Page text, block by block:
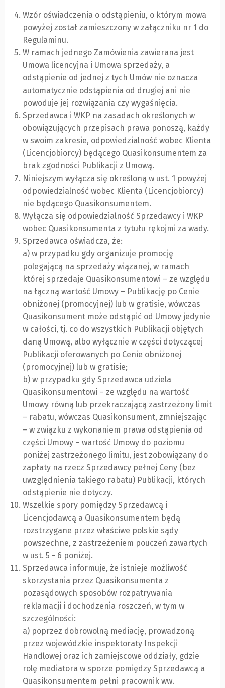
Wzór oświadczenia o odstąpieniu, o którym mowa
powyżej został zamieszczony w załączniku nr 1 do
Regulaminu.
W ramach jednego Zamówienia zawierana jest
Umowa licencyjna i Umowa sprzedaży, a
odstąpienie od jednej z tych Umów nie oznacza
automatycznie odstąpienia od drugiej ani nie
powoduje jej rozwiązania czy wygaśnięcia.
Sprzedawca i WKP na zasadach określonych w
obowiązujących przepisach prawa ponoszą, każdy
w swoim zakresie, odpowiedzialność wobec Klienta
(Licencjobiorcy) będącego Quasikonsumentem za
brak zgodności Publikacji z Umową.
Niniejszym wyłącza się określoną w ust. 1 powyżej
odpowiedzialność wobec Klienta (Licencjobiorcy)
nie będącego Quasikonsumentem.
Wyłącza się odpowiedzialność Sprzedawcy i WKP
wobec Quasikonsumenta z tytułu rękojmi za wady.
Sprzedawca oświadcza, że:
a) w przypadku gdy organizuje promocję
polegającą na sprzedaży wiązanej, w ramach
której sprzedaje Quasikonsumentowi – ze względu
na łączną wartość Umowy – Publikację po Cenie
obniżonej (promocyjnej) lub w gratisie, wówczas
Quasikonsument może odstąpić od Umowy jedynie
w całości, tj. co do wszystkich Publikacji objętych
daną Umową, albo wyłącznie w części dotyczącej
Publikacji oferowanych po Cenie obniżonej
(promocyjnej) lub w gratisie;
b) w przypadku gdy Sprzedawca udziela
Quasikonsumentowi – ze względu na wartość
Umowy równą lub przekraczającą zastrzeżony limit
– rabatu, wówczas Quasikonsument, zmniejszając
– w związku z wykonaniem prawa odstąpienia od
części Umowy – wartość Umowy do poziomu
poniżej zastrzeżonego limitu, jest zobowiązany do
zapłaty na rzecz Sprzedawcy pełnej Ceny (bez
uwzględnienia takiego rabatu) Publikacji, których
odstąpienie nie dotyczy.
Wszelkie spory pomiędzy Sprzedawcą i
Licencjodawcą a Quasikonsumentem będą
rozstrzygane przez właściwe polskie sądy
powszechne, z zastrzeżeniem pouczeń zawartych
w ust. 5 - 6 poniżej.
Sprzedawca informuje, że istnieje możliwość
skorzystania przez Quasikonsumenta z
pozasądowych sposobów rozpatrywania
reklamacji i dochodzenia roszczeń, w tym w
szczególności:
a) poprzez dobrowolną mediację, prowadzoną
przez wojewódzkie inspektoraty Inspekcji
Handlowej oraz ich zamiejscowe oddziały, gdzie
rolę mediatora w sporze pomiędzy Sprzedawcą a
Quasikonsumentem pełni pracownik ww.